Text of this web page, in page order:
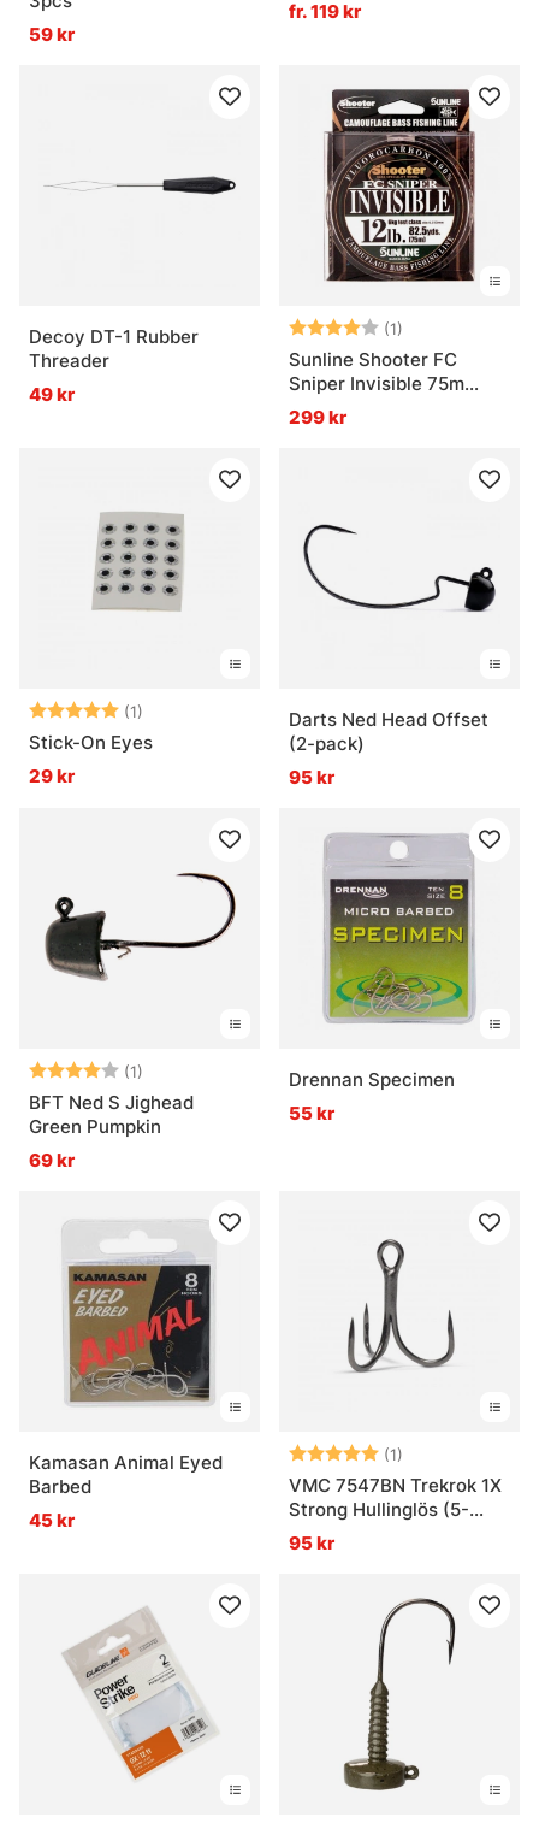
59 kr
fr. 119 kr
Decoy DT-1 Rubber
Threader
49 kr
Betyg: (1)
Sunline Shooter FC
Sniper Invisible 75m
Multi Color
299 kr
Betyg: (1)
5.0 utav 5 stjärnor
Stick-On Eyes
29 kr
Darts Ned Head Offset
(2-pack)
95 kr
Betyg: (1)
4.0 utav 5 stjärnor
BFT Ned S Jighead
Green Pumpkin
69 kr
Drennan Specimen
55 kr
Kamasan Animal Eyed
Barbed
45 kr
Betyg: (1)
VMC 7547BN Trekrok 1X
Strong Hullinglös (5-
pack)
95 kr